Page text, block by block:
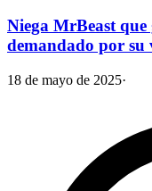
Niega MrBeast
demandado por
18 de mayo de 2025·